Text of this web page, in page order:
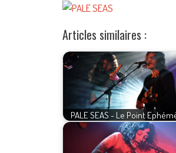
Articles similaires :
PALE SEAS - Le Point